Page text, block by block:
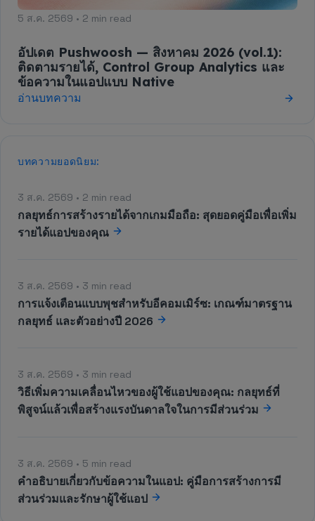
5 ส.ค. 2569 • 2 min read
อัปเดต Pushwoosh — สิงหาคม 2026 (vol.1):
ติดตามรายได้, Control Group Analytics และ
ข้อความในแอปแบบ Native
อ่านบทความ
บทความยอดนิยม:
3 ส.ค. 2569 • 2 min read
กลยุทธ์การสร้างรายได้จากเกมมือถือ: สุดยอดคู่มือเพื่อเพิ่ม
รายได้แอปของคุณ
3 ส.ค. 2569 • 3 min read
การแจ้งเตือนแบบพุชสำหรับอีคอมเมิร์ซ: เกณฑ์มาตรฐาน
กลยุทธ์ และตัวอย่างปี 2026
3 ส.ค. 2569 • 3 min read
วิธีเพิ่มความเคลื่อนไหวของผู้ใช้แอปของคุณ: กลยุทธ์ที่
พิสูจน์แล้วเพื่อสร้างแรงบันดาลใจในการมีส่วนร่วม
3 ส.ค. 2569 • 5 min read
คำอธิบายเกี่ยวกับข้อความในแอป: คู่มือการสร้างการมี
ส่วนร่วมและรักษาผู้ใช้แอป